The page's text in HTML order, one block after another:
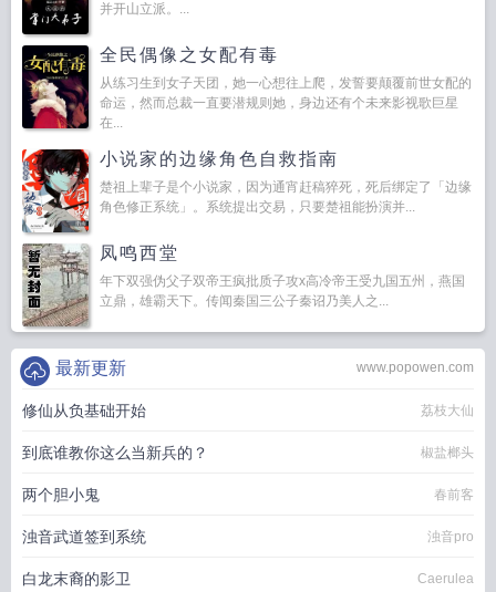
并开山立派。...
全民偶像之女配有毒
从练习生到女子天团，她一心想往上爬，发誓要颠覆前世女配的
命运，然而总裁一直要潜规则她，身边还有个未来影视歌巨星
在...
小说家的边缘角色自救指南
楚祖上辈子是个小说家，因为通宵赶稿猝死，死后绑定了「边缘
角色修正系统」。系统提出交易，只要楚祖能扮演并...
凤鸣西堂
年下双强伪父子双帝王疯批质子攻x高冷帝王受九国五州，燕国
立鼎，雄霸天下。传闻秦国三公子秦诏乃美人之...
www.popowen.com
最新更新
修仙从负基础开始 荔枝大仙
到底谁教你这么当新兵的？ 椒盐榔头
两个胆小鬼 春前客
浊音武道签到系统 浊音pro
白龙末裔的影卫 Caerulea